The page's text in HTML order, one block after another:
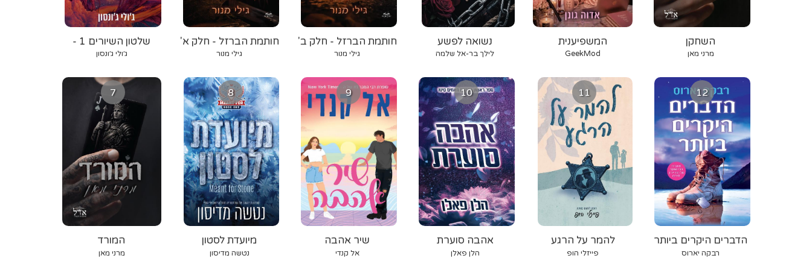
שלטון השיורים 1 -
אורגת הרוח
ג׳ולי ג׳ונסון
חותמת הברזל - חלק א'
גילי מנור
חותמת הברזל - חלק ב'
גילי מנור
נשואה לפשע
לילך בר-אל שלמה
המשפיענית
GeekMod
השחקן
מרני מאן
7
המורד
מרני מאן
8
מיועדת לסטון
נטשה מדיסון
9
שיר אהבה
אל קנדי
10
אהבה סוערת
הלן פאלן
11
להמר על הרגע
פייזלי הופ
12
הדברים היקרים ביותר
רבקה יארוס